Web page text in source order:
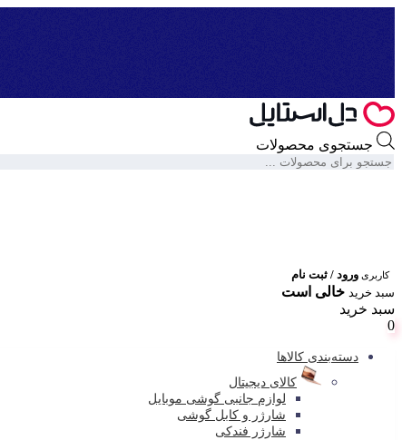
جستجوی محصولات
کاربری ورود / ثبت نام
سبد خرید خالی است
سبد خرید
0
دسته‌بندی کالاها
کالای دیجیتال
لوازم جانبی گوشی موبایل
شارژر و کابل گوشی
شارژر فندکی